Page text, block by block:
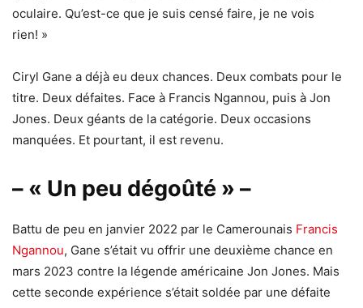
oculaire. Qu’est-ce que je suis censé faire, je ne vois
rien! »
Ciryl Gane a déjà eu deux chances. Deux combats pour le
titre. Deux défaites. Face à Francis Ngannou, puis à Jon
Jones. Deux géants de la catégorie. Deux occasions
manquées. Et pourtant, il est revenu.
– « Un peu dégoûté » –
Battu de peu en janvier 2022 par le Camerounais Francis
Ngannou, Gane s’était vu offrir une deuxième chance en
mars 2023 contre la légende américaine Jon Jones. Mais
cette seconde expérience s’était soldée par une défaite